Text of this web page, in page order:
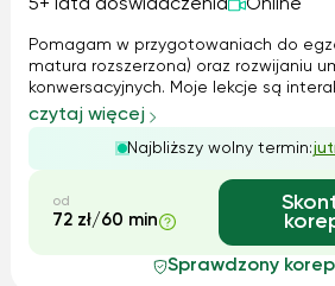
5+ lata doświadczenia Online
Pomagam w przygotowaniach do
matura rozszerzona) oraz rozwijaniu
konwersacyjnych. Moje lekcje są
realnych kontekstach i dostosowane
celów ucznia. Wspieram rozwój
płynności językowej, co sprawia, że...
czytaj więcej
Najbliższy wolny termin:
od
72 zł/60 min
Sprawdzony